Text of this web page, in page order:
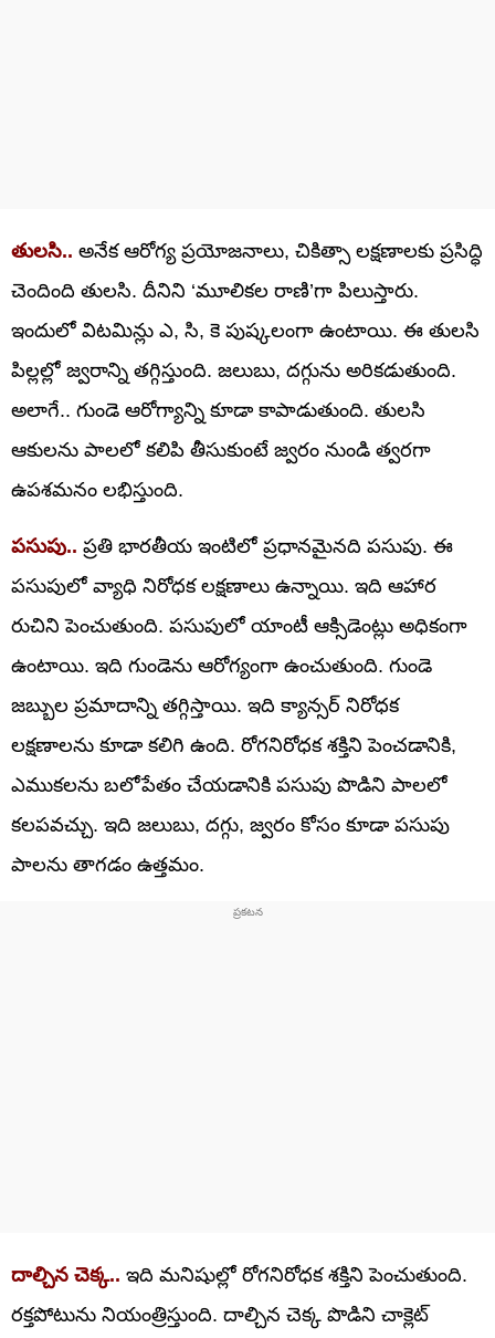
తులసి.. అనేక ఆరోగ్య ప్రయోజనాలు, చికిత్సా లక్షణాలకు ప్రసిద్ధి
చెందింది తులసి. దీనిని ‘మూలికల రాణి’గా పిలుస్తారు.
ఇందులో విటమిన్లు ఎ, సి, కె పుష్కలంగా ఉంటాయి. ఈ తులసి
పిల్లల్లో జ్వరాన్ని తగ్గిస్తుంది. జలుబు, దగ్గును అరికడుతుంది.
అలాగే.. గుండె ఆరోగ్యాన్ని కూడా కాపాడుతుంది. తులసి
ఆకులను పాలలో కలిపి తీసుకుంటే జ్వరం నుండి త్వరగా
ఉపశమనం లభిస్తుంది.
పసుపు.. ప్రతి భారతీయ ఇంటిలో ప్రధానమైనది పసుపు. ఈ
పసుపులో వ్యాధి నిరోధక లక్షణాలు ఉన్నాయి. ఇది ఆహార
రుచిని పెంచుతుంది. పసుపులో యాంటీ ఆక్సిడెంట్లు అధికంగా
ఉంటాయి. ఇది గుండెను ఆరోగ్యంగా ఉంచుతుంది. గుండె
జబ్బుల ప్రమాదాన్ని తగ్గిస్తాయి. ఇది క్యాన్సర్ నిరోధక
లక్షణాలను కూడా కలిగి ఉంది. రోగనిరోధక శక్తిని పెంచడానికి,
ఎముకలను బలోపేతం చేయడానికి పసుపు పొడిని పాలలో
కలపవచ్చు. ఇది జలుబు, దగ్గు, జ్వరం కోసం కూడా పసుపు
పాలను తాగడం ఉత్తమం.
దాల్చిన చెక్క.. ఇది మనిషుల్లో రోగనిరోధక శక్తిని పెంచుతుంది.
రక్తపోటును నియంత్రిస్తుంది. దాల్చిన చెక్క పొడిని చాక్లెట్